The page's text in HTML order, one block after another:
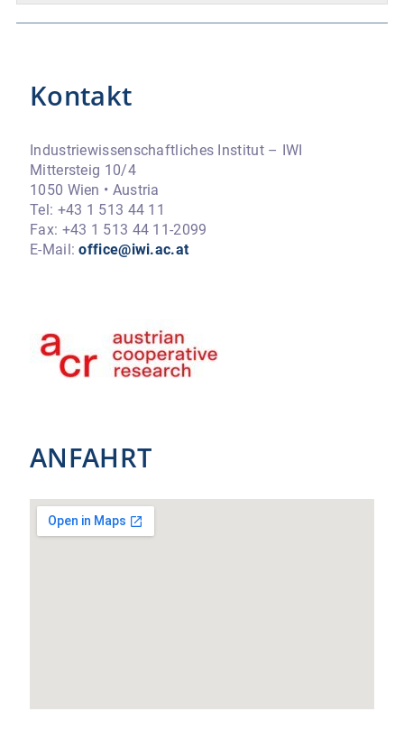
Kontakt
Industriewissenschaftliches Institut – IWI
Mittersteig 10/4
1050 Wien • Austria
Tel: +43 1 513 44 11
Fax: +43 1 513 44 11-2099
E-Mail:office@iwi.ac.at
ANFAHRT